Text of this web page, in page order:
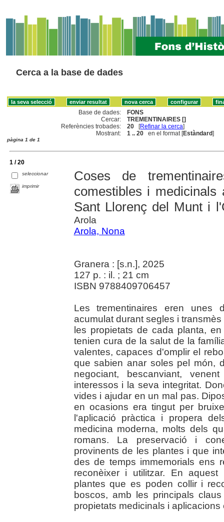
Cerca a la base de dades
Base de dades:
FONS
Cercar:
TREMENTINAIRES []
Referències trobades:
20 [Refinar la cerca]
Mostrant:
1 .. 20 en el format [Estàndard]
pàgina 1 de 1
1 / 20
seleccionar
imprimir
Coses de
comestibles i
Sant Llorenç del Munt i
Arola
Arola, Nona
Granera : [s.n.], 2025
127 p. : il. ; 21 cm
ISBN 9788409706457
Les trementinaires eren unes
acumulat durant segles i
les propietats de cada planta,
tenien cura de la salut de la
valentes, capaces d'omplir el
que sabien anar soles pel món,
negociant, bescanviant,
interessos i la seva integritat.
vides i ajudar en un mal pas.
en ocasions era tingut per
l'aplicació pràctica i propera
medicina moderna, molts dels
romans. La preservació i
provinents de les plantes i que
des de temps immemorials ens
reconèixer i utilitzar. En
plantes que es poden collir i
boscos, amb les principals
propietats medicinals i aplicacions